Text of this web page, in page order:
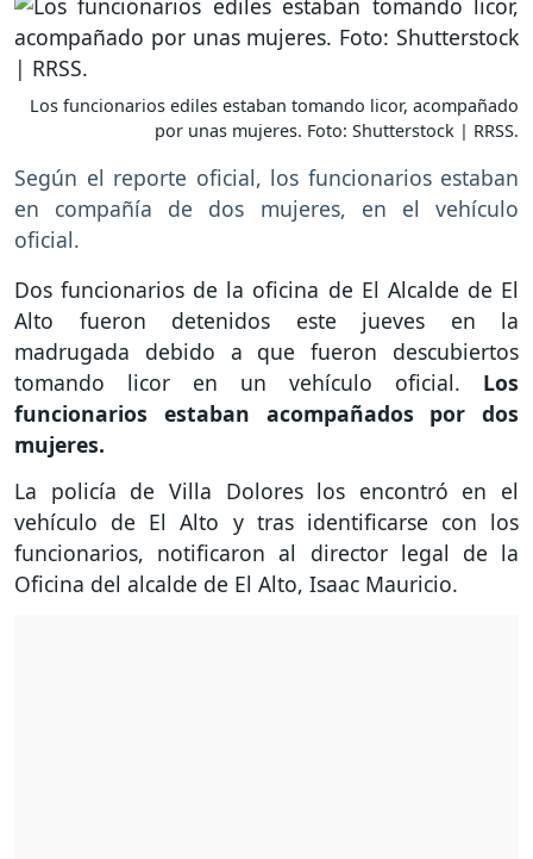
Los funcionarios ediles estaban tomando licor, acompañado
por unas mujeres. Foto: Shutterstock | RRSS.
Según el reporte oficial, los funcionarios estaban
en compañía de dos mujeres, en el vehículo
oficial.
Dos funcionarios de la oficina de El Alcalde de El
Alto fueron detenidos este jueves en la
madrugada debido a que fueron descubiertos
tomando licor en un vehículo oficial. Los
funcionarios estaban acompañados por dos
mujeres.
La policía de Villa Dolores los encontró en el
vehículo de El Alto y tras identificarse con los
funcionarios, notificaron al director legal de la
Oficina del alcalde de El Alto, Isaac Mauricio.